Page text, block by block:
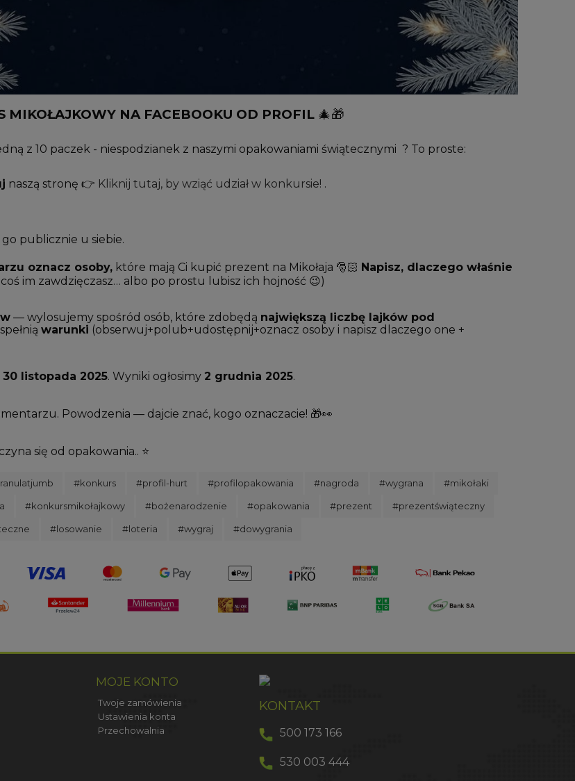
MIKOŁAJKOWY NA FACEBOOKU OD PROFIL 🎄🎁
z 10 paczek - niespodzianek z naszymi opakowaniami świątecznymi ? To proste:
naszą stronę 👉 Kliknij tutaj, by wziąć udział w konkursie! .
go publicznie u siebie.
oznacz osoby, które mają Ci kupić prezent na Mikołaja 🎅🏻 Napisz, dlaczego właśnie
im zawdzięczasz… albo po prostu lubisz ich hojność 😉)
— wylosujemy spośród osób, które zdobędą największą liczbę lajków pod
warunki (obserwuj+polub+udostępnij+oznacz osoby i napisz dlaczego one +
30 listopada 2025. Wyniki ogłosimy 2 grudnia 2025.
Powodzenia — dajcie znać, kogo oznaczacie! 🎁👀
się od opakowania.. ⭐
#konkurs #profil-hurt #profilopakowania #nagroda #wygrana #mikołaki
#konkursmikołajkowy #bożenarodzenie #opakowania #prezent #prezentświąteczny
#losowanie #loteria #wygraj #dowygrania
MOJE KONTO
Twoje zamówienia
Ustawienia konta
Przechowalnia
KONTAKT
500 173 166
530 003 444